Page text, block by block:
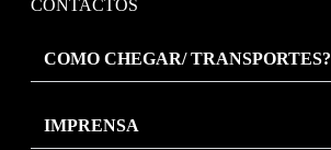
CONTACTOS
COMO CHEGAR/ TRANSPORTES?
IMPRENSA